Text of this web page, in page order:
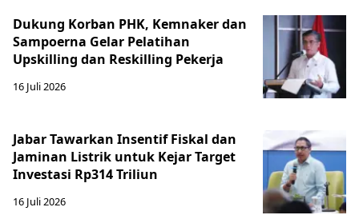
Dukung Korban PHK, Kemnaker dan
Sampoerna Gelar Pelatihan
Upskilling dan Reskilling Pekerja
16 Juli 2026
Jabar Tawarkan Insentif Fiskal dan
Jaminan Listrik untuk Kejar Target
Investasi Rp314 Triliun
16 Juli 2026